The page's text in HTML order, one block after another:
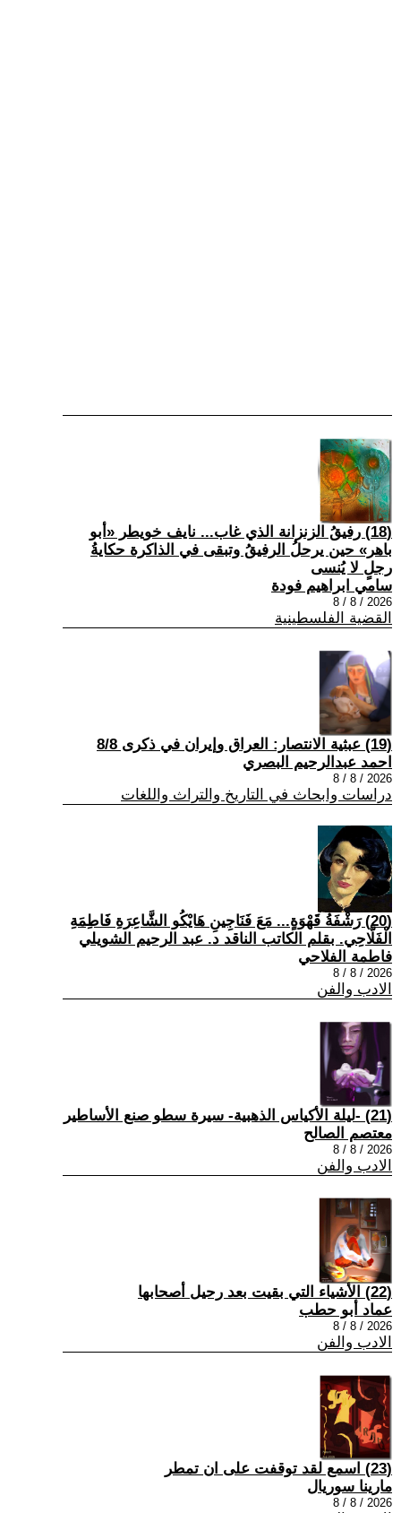
(18) رفيقُ الزنزانة الذي غاب... نايف خويطر «أبو
باهر» حين يرحلُ الرفيقُ وتبقى في الذاكرة حكايةُ
رجلٍ لا يُنسى
سامي ابراهيم فودة
2026 / 8 / 8
القضية الفلسطينية
(19) عبثية الانتصار: العراق وإيران في ذكرى 8/8
احمد عبدالرحيم البصري
2026 / 8 / 8
دراسات وابحاث في التاريخ والتراث واللغات
(20) رَشْفَةُ قَهْوَةٍ... مَعَ فَنَاجِينِ هَايْكُو الشَّاعِرَةِ فَاطِمَةِ
الْفَلَّاحِي. بقلم الكاتب الناقد د. عبد الرحيم الشويلي
فاطمة الفلاحي
2026 / 8 / 8
الادب والفن
(21) -ليلة الأكياس الذهبية- سيرة سطو صنع الأساطير
معتصم الصالح
2026 / 8 / 8
الادب والفن
(22) الأشياء التي بقيت بعد رحيل أصحابها
عماد أبو حطب
2026 / 8 / 8
الادب والفن
(23) اسمع لقد توقفت على ان تمطر
مارينا سوريال
2026 / 8 / 8